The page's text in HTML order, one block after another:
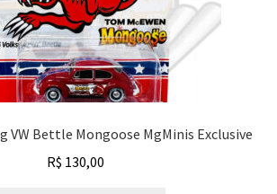
VW Bettle Mongoose MgMinis Exclusive
R$ 130,00